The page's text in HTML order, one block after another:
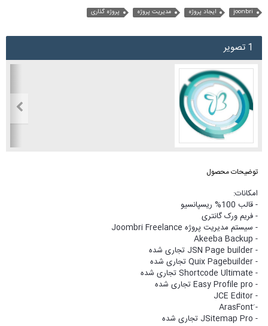
joonbri ایجاد پروژه مدیریت پروژه پروژه گذاری
1 تصویر
توضیحات محصول
امکانات:
- قالب 100% ریسپانسیو
- فریم ورک گانتری
- سیستم مدیریت پروژه Joombri Freelance
- Akeeba Backup
- JSN Page builder تجاری شده
- Quix Pagebuilder تجاری شده
- Shortcode Ultimate تجاری شده
- Easy Profile pro تجاری شده
- JCE Editor
- َArasFont
- JSitemap Pro تجاری شده